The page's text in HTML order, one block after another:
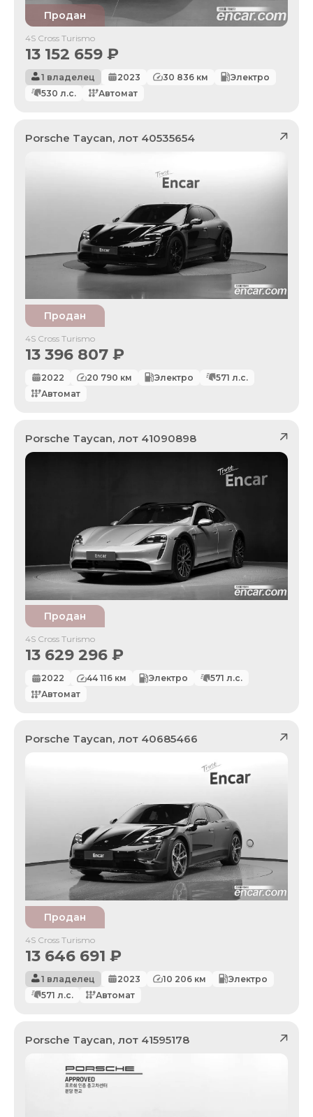
Продан
4S Cross Turismo
13 152 659 ₽
1 владелец 2023 30 836 км
Электро
530 л.с. Автомат
Porsche Taycan, лот 40535654
Продан
4S Cross Turismo
13 396 807 ₽
2022 20 790 км Электро 571 л.с.
Автомат
Porsche Taycan, лот 41090898
Продан
4S Cross Turismo
13 629 296 ₽
2022 44 116 км Электро 571 л.с.
Автомат
Porsche Taycan, лот 40685466
Продан
4S Cross Turismo
13 646 691 ₽
1 владелец 2023 10 206 км
Электро
571 л.с. Автомат
Porsche Taycan, лот 41595178